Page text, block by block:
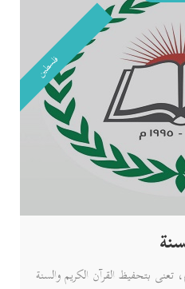
فلسطين
خيرية أسست عام 1995م، تعنى بتحفيظ القرآن الكريم والسنة